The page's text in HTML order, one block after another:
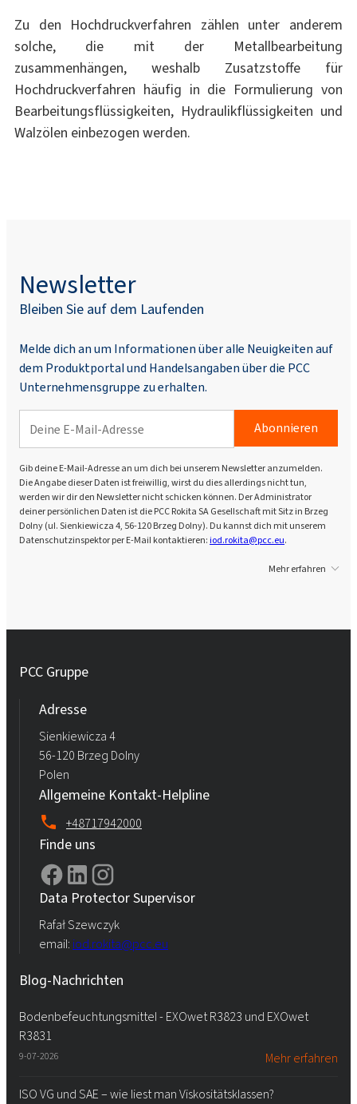
Zu den Hochdruckverfahren zählen unter anderem
solche, die mit der Metallbearbeitung
zusammenhängen, weshalb Zusatzstoffe für
Hochdruckverfahren häufig in die Formulierung von
Bearbeitungsflüssigkeiten, Hydraulikflüssigkeiten und
Walzölen einbezogen werden.
Newsletter
Bleiben Sie auf dem Laufenden
Melde dich an um Informationen über alle Neuigkeiten auf
dem Produktportal und Handelsangaben über die PCC
Unternehmensgruppe zu erhalten.
Abonnieren
Gib deine E-Mail-Adresse an um dich bei unserem Newsletter anzumelden.
Die Angabe dieser Daten ist freiwillig, wirst du dies allerdings nicht tun,
werden wir dir den Newsletter nicht schicken können. Der Administrator
deiner persönlichen Daten ist die PCC Rokita SA Gesellschaft mit Sitz in Brzeg
Dolny (ul. Sienkiewicza 4, 56-120 Brzeg Dolny). Du kannst dich mit unserem
Datenschutzinspektor per E-Mail kontaktieren:iod.rokita@pcc.eu.
Mehr erfahren
PCC Gruppe
Adresse
Sienkiewicza 4
56-120 Brzeg Dolny
Polen
Allgemeine Kontakt-Helpline
+48717942000
Finde uns
Data Protector Supervisor
Rafał Szewczyk
email: iod.rokita@pcc.eu
Blog-Nachrichten
Bodenbefeuchtungsmittel - EXOwet R3823 und EXOwet
R3831
9-07-2026 Mehr erfahren
ISO VG und SAE – wie liest man Viskositätsklassen?